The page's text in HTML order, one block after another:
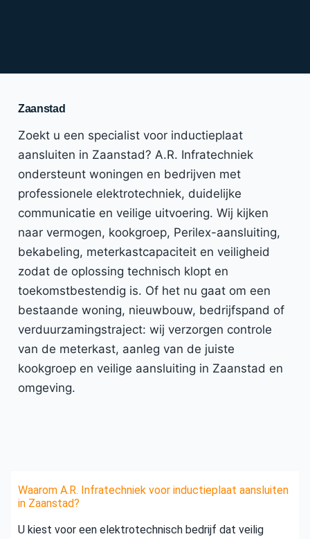
Zaanstad
Zoekt u een specialist voor inductieplaat
aansluiten in Zaanstad? A.R. Infratechniek
ondersteunt woningen en bedrijven met
professionele elektrotechniek, duidelijke
communicatie en veilige uitvoering. Wij kijken
naar vermogen, kookgroep, Perilex-aansluiting,
bekabeling, meterkastcapaciteit en veiligheid
zodat de oplossing technisch klopt en
toekomstbestendig is. Of het nu gaat om een
bestaande woning, nieuwbouw, bedrijfspand of
verduurzamingstraject: wij verzorgen controle
van de meterkast, aanleg van de juiste
kookgroep en veilige aansluiting in Zaanstad en
omgeving.
Waarom A.R. Infratechniek voor inductieplaat aansluiten
in Zaanstad?
U kiest voor een elektrotechnisch bedrijf dat veilig